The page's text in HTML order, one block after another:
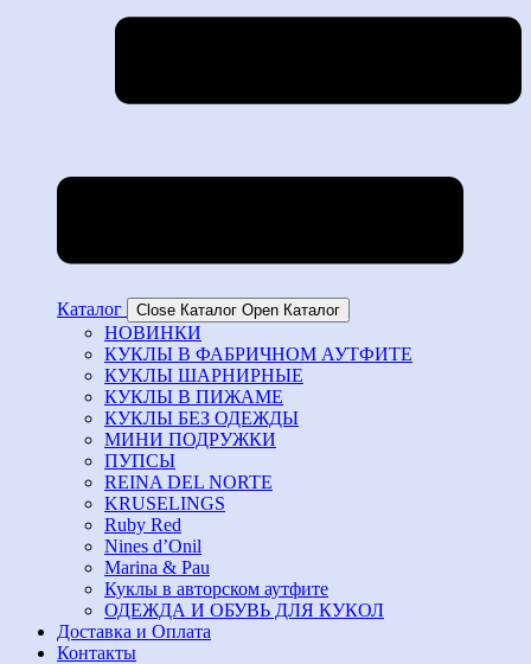
Каталог Close Каталог Open Каталог
НОВИНКИ
КУКЛЫ В ФАБРИЧНОМ АУТФИТЕ
КУКЛЫ ШАРНИРНЫЕ
КУКЛЫ В ПИЖАМЕ
КУКЛЫ БЕЗ ОДЕЖДЫ
МИНИ ПОДРУЖКИ
ПУПСЫ
REINA DEL NORTE
KRUSELINGS
Ruby Red
Nines d’Onil
Marina & Pau
Куклы в авторском аутфите
ОДЕЖДА И ОБУВЬ ДЛЯ КУКОЛ
Доставка и Оплата
Контакты